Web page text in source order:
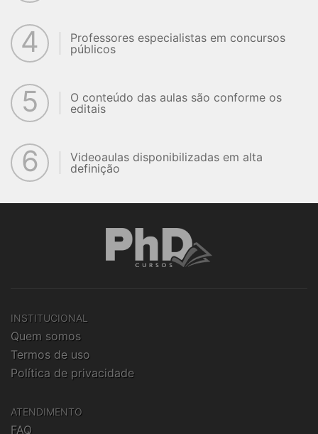
4
Professores especialistas em concursos
públicos
5
O conteúdo das aulas são conforme os
editais
6
Videoaulas disponibilizadas em alta
definição
INSTITUCIONAL
Quem somos
Termos de uso
Política de privacidade
ATENDIMENTO
FAQ